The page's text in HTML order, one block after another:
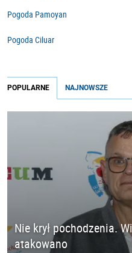
Pogoda Pamoyan
Pogoda Ciluar
POPULARNE NAJNOWSZE
Nie krył pochodzenia.
atakowano